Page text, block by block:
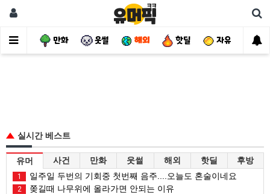
사건 만화 웃썰 해외 핫딜 자유
실시간 베스트
유머 사건 만화 웃썰 해외 핫딜 후방
1 일주일 두번의 기회중 첫번째 음주....오늘도 혼술이네요
2 쫒길때 나무위에 올라가면 안되는 이유